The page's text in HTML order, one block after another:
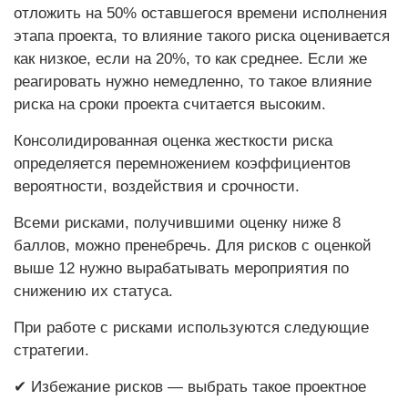
отложить на 50% оставшегося времени исполнения
этапа проекта, то влияние такого риска оценивается
как низкое, если на 20%, то как среднее. Если же
реагировать нужно немедленно, то такое влияние
риска на сроки проекта считается высоким.
Консолидированная оценка жесткости риска
определяется перемножением коэффициентов
вероятности, воздействия и срочности.
Всеми рисками, получившими оценку ниже 8
баллов, можно пренебречь. Для рисков с оценкой
выше 12 нужно вырабатывать мероприятия по
снижению их статуса.
При работе с рисками используются следующие
стратегии.
✔ Избежание рисков — выбрать такое проектное